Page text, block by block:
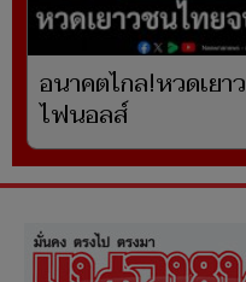
อนาคตไกล!หวดเย
ไฟนอลส์